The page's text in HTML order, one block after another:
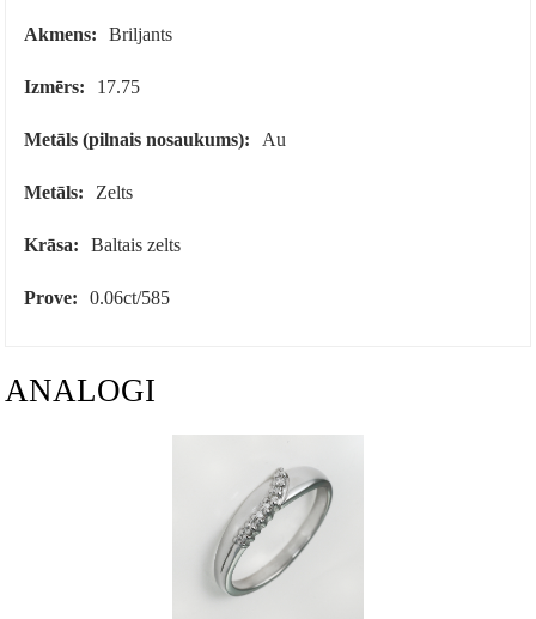
Akmens: Briljants
Izmērs: 17.75
Metāls (pilnais nosaukums): Au
Metāls: Zelts
Krāsa: Baltais zelts
Prove: 0.06ct/585
ANALOGI